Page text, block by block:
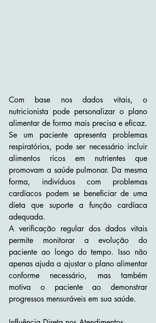
Com base nos dados vitais, o
nutricionista pode personalizar o plano
alimentar de forma mais precisa e eficaz.
Se um paciente apresenta problemas
respiratórios, pode ser necessário incluir
alimentos ricos em nutrientes que
promovam a saúde pulmonar. Da mesma
forma, indivíduos com problemas
cardíacos podem se beneficiar de uma
dieta que suporte a função cardíaca
adequada.
A verificação regular dos dados vitais
permite monitorar a evolução do
paciente ao longo do tempo. Isso não
apenas ajuda a ajustar o plano alimentar
conforme necessário, mas também
motiva o paciente ao demonstrar
progressos mensuráveis em sua saúde.